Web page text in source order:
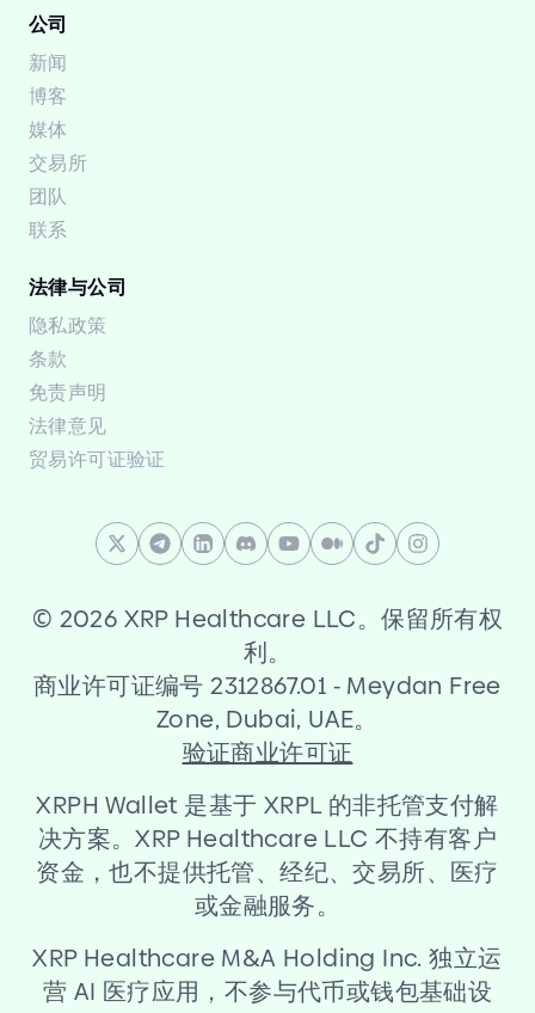
公司
新闻
博客
媒体
交易所
团队
联系
法律与公司
隐私政策
条款
免责声明
法律意见
贸易许可证验证
© 2026 XRP Healthcare LLC。保留所有权
利。
商业许可证编号 2312867.01 - Meydan Free
Zone, Dubai, UAE。
验证商业许可证
XRPH Wallet 是基于 XRPL 的非托管支付解
决方案。XRP Healthcare LLC 不持有客户
资金，也不提供托管、经纪、交易所、医疗
或金融服务。
XRP Healthcare M&A Holding Inc. 独立运
营 AI 医疗应用，不参与代币或钱包基础设